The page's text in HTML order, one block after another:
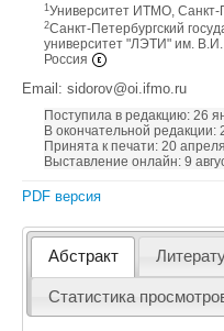
1 Университет ИТМО, Санкт-
2Санкт-Петербургский
университет "ЛЭТИ" им.
Россия
Email: sidorov@oi.ifmo.ru
Поступила в редакцию: 26
В окончательной редакции:
Принята к печати: 20
Выставление онлайн: 9
PDF версия
Абстракт
Статистика